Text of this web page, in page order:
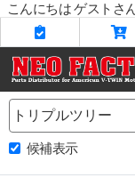
こんにちは ゲストさ
Name
候補表示